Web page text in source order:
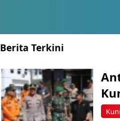
Berita Terkini